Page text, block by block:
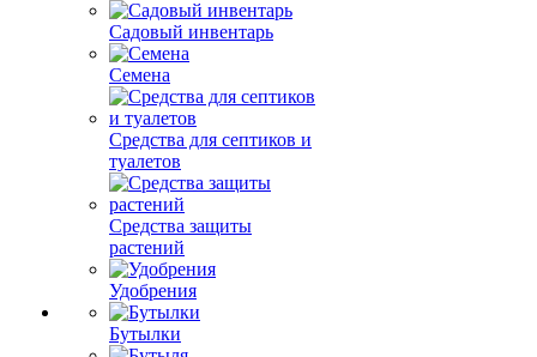
Садовый инвентарь
Семена
Средства для септиков и
туалетов
Средства защиты
растений
Удобрения
Бутылки